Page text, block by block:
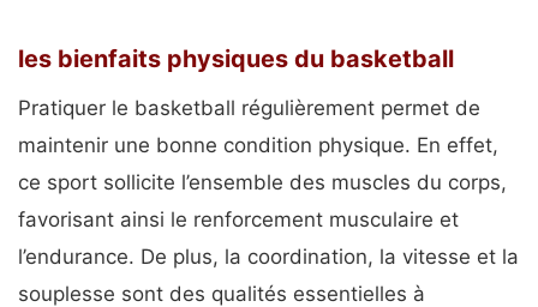
les bienfaits physiques du basketball
Pratiquer le basketball régulièrement permet de
maintenir une bonne condition physique. En effet,
ce sport sollicite l’ensemble des muscles du corps,
favorisant ainsi le renforcement musculaire et
l’endurance. De plus, la coordination, la vitesse et la
souplesse sont des qualités essentielles à